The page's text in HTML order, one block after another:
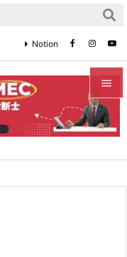


メニュ

Notion